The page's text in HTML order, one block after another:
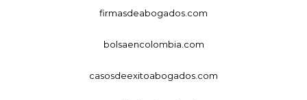
firmasdeabogados.com
bolsaencolombia.com
casosdeexitoabogados.com